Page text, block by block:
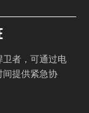
者，可通过电
间提供紧急协